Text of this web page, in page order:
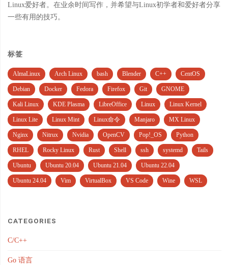
Linux爱好者。在业余时间写作，并希望与Linux初学者和爱好者分享
一些有用的技巧。
标签
AlmaLinux Arch Linux bash Blender C++ CentOS
Debian Docker Fedora Firefox Git GNOME
Kali Linux KDE Plasma LibreOffice Linux Linux Kernel
Linux Lite Linux Mint Linux命令 Manjaro MX Linux
Nginx Nitrux Nvidia OpenCV Pop!_OS Python
RHEL Rocky Linux Rust Shell ssh systemd Tails
Ubuntu Ubuntu 20.04 Ubuntu 21.04 Ubuntu 22.04
Ubuntu 24.04 Vim VirtualBox VS Code Wine WSL
CATEGORIES
C/C++
Go 语言